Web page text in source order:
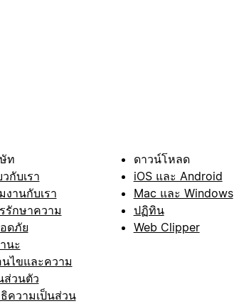
ท
วกับเรา
งานกับเรา
รักษาความ
ดภัย
นะ
นไขและความ
ส่วนตัว
ความเป็นส่วน
ดาวน์โหลด
iOS และ Android
Mac และ Windows
ปฏิทิน
Web Clipper